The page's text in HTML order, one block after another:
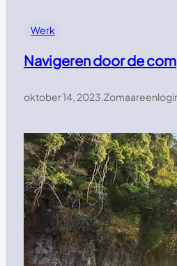
Werk
Navigeren door de
oktober 14, 2023.